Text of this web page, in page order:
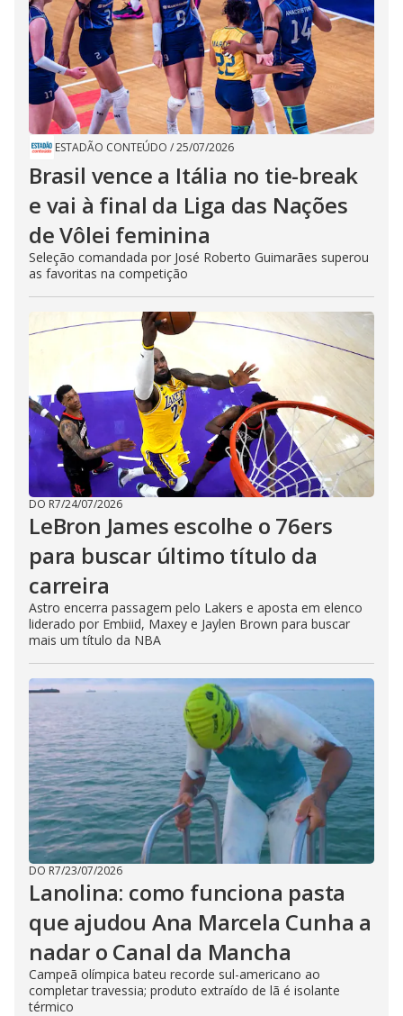
ESTADÃO CONTEÚDO /25/07/2026
Brasil vence a Itália no tie-break
e vai à final da Liga das Nações
de Vôlei feminina
Seleção comandada por José Roberto Guimarães superou
as favoritas na competição
DO R7/24/07/2026
LeBron James escolhe o 76ers
para buscar último título da
carreira
Astro encerra passagem pelo Lakers e aposta em elenco
liderado por Embiid, Maxey e Jaylen Brown para buscar
mais um título da NBA
DO R7/23/07/2026
Lanolina: como funciona pasta
que ajudou Ana Marcela Cunha a
nadar o Canal da Mancha
Campeã olímpica bateu recorde sul-americano ao
completar travessia; produto extraído de lã é isolante
térmico